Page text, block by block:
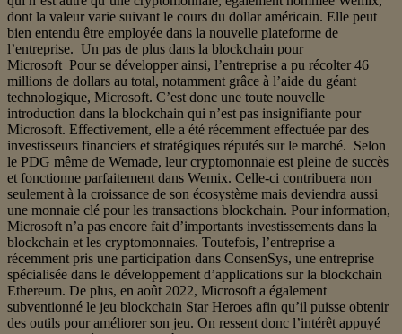
dont la valeur varie suivant le cours du dollar américain. Elle peut
bien entendu être employée dans la nouvelle plateforme de
l’entreprise. Un pas de plus dans la blockchain pour
Microsoft Pour se développer ainsi, l’entreprise a pu récolter 46
millions de dollars au total, notamment grâce à l’aide du géant
technologique, Microsoft. C’est donc une toute nouvelle
introduction dans la blockchain qui n’est pas insignifiante pour
Microsoft. Effectivement, elle a été récemment effectuée par des
investisseurs financiers et stratégiques réputés sur le marché. Selon
le PDG même de Wemade, leur cryptomonnaie est pleine de succès
et fonctionne parfaitement dans Wemix. Celle-ci contribuera non
seulement à la croissance de son écosystème mais deviendra aussi
une monnaie clé pour les transactions blockchain. Pour information,
Microsoft n’a pas encore fait d’importants investissements dans la
blockchain et les cryptomonnaies. Toutefois, l’entreprise a
récemment pris une participation dans ConsenSys, une entreprise
spécialisée dans le développement d’applications sur la blockchain
Ethereum. De plus, en août 2022, Microsoft a également
subventionné le jeu blockchain Star Heroes afin qu’il puisse obtenir
des outils pour améliorer son jeu. On ressent donc l’intérêt appuyé